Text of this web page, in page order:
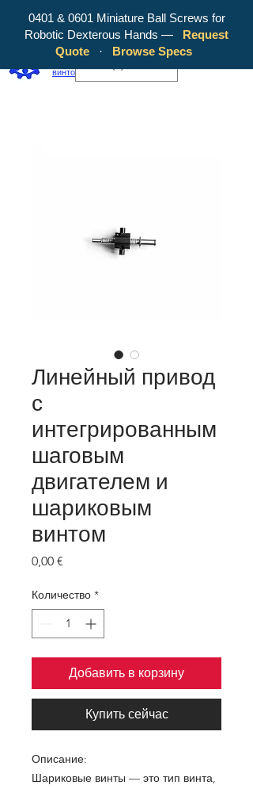
WY Precision Co., Limited — ваш
надежный производитель шарико-
винтовых передач!
Линейный привод
с
интегрированным
шаговым
двигателем и
шариковым
винтом
0,00 €
Количество *
Добавить в корзину
Купить сейчас
Описание:
Шариковые винты — это тип винта,
0401 & 0601 Miniature Ball Screws for
Robotic Dexterous Hands —
Request
Quote
· Browse Specs